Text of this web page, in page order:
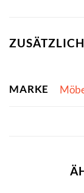
MARKE